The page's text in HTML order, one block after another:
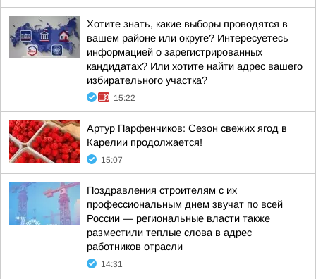
Хотите знать, какие выборы проводятся в
вашем районе или округе? Интересуетесь
информацией о зарегистрированных
кандидатах? Или хотите найти адрес вашего
избирательного участка?
15:22
Артур Парфенчиков: Сезон свежих ягод в
Карелии продолжается!
15:07
Поздравления строителям с их
профессиональным днем звучат по всей
России — региональные власти также
разместили теплые слова в адрес
работников отрасли
14:31